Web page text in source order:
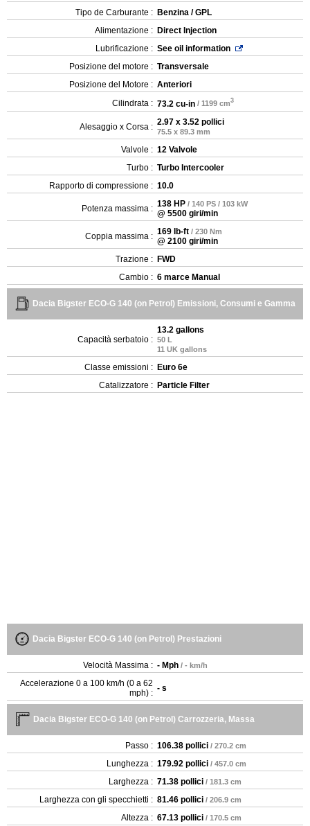
Tipo de Carburante : Benzina / GPL
Alimentazione : Direct Injection
Lubrificazione : See oil information
Posizione del motore : Transversale
Posizione del Motore : Anteriori
Cilindrata : 73.2 cu-in / 1199 cm3
Alesaggio x Corsa : 2.97 x 3.52 pollici
75.5 x 89.3 mm
Valvole : 12 Valvole
Turbo : Turbo Intercooler
Rapporto di compressione : 10.0
Potenza massima : 138 HP / 140 PS / 103 kW
@ 5500 giri/min
Coppia massima : 169 lb-ft / 230 Nm
@ 2100 giri/min
Trazione : FWD
Cambio : 6 marce Manual
Dacia Bigster ECO-G 140 (on Petrol) Emissioni, Consumi e Gamma
Capacità serbatoio :
13.2 gallons
50 L
11 UK gallons
Classe emissioni : Euro 6e
Catalizzatore : Particle Filter
Dacia Bigster ECO-G 140 (on Petrol) Prestazioni
Velocità Massima : - Mph / - km/h
Accelerazione 0 a 100 km/h (0 a 62
mph) : - s
Dacia Bigster ECO-G 140 (on Petrol) Carrozzeria, Massa
Passo : 106.38 pollici / 270.2 cm
Lunghezza : 179.92 pollici / 457.0 cm
Larghezza : 71.38 pollici / 181.3 cm
Larghezza con gli specchietti : 81.46 pollici / 206.9 cm
Altezza : 67.13 pollici / 170.5 cm